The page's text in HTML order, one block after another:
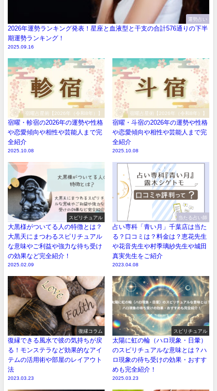
運勢占い
2026年運勢ランキング発表！星座と血液型と干支の合計576通りの下半
期運勢ランキング！
2025.09.16
宿曜占星術【2026年（令和8年）】
宿曜・軫宿の2026年の運勢や性格
や恋愛傾向や相性や芸能人まで完
全紹介
2025.10.08
宿曜占星術【2026年（令和8年）】
宿曜・斗宿の2026年の運勢や性格
や恋愛傾向や相性や芸能人まで完
全紹介
2025.10.08
スピリチュアル
大黒様がついてる人の特徴とは？
大黒天にまつわるスピリチュアル
な意味やご利益や強力な待ち受け
の効果など完全紹介！
2025.02.09
当たる占い師
占い専科「青い月」千葉店は当た
る？口コミは？料金は？恵花先生
や花音先生や村季璃紗先生や城田
真実先生をご紹介
2023.04.08
復縁コラム
復縁できる風水で彼の気持ちが戻
る！モンステラなど効果的なアイ
テムの活用術や部屋のレイアウト
法
2023.03.23
スピリチュアル
太陽に虹の輪（ハロ現象・日暈）
のスピリチュアルな意味とは？ハ
ロ現象の待ち受けの効果・おすす
めも完全紹介！
2025.03.23